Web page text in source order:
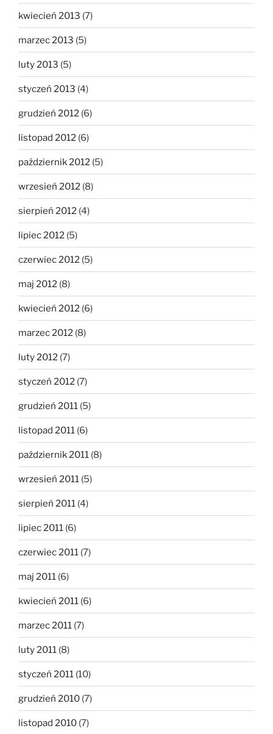
kwiecień 2013 (7)
marzec 2013 (5)
luty 2013 (5)
styczeń 2013 (4)
grudzień 2012 (6)
listopad 2012 (6)
październik 2012 (5)
wrzesień 2012 (8)
sierpień 2012 (4)
lipiec 2012 (5)
czerwiec 2012 (5)
maj 2012 (8)
kwiecień 2012 (6)
marzec 2012 (8)
luty 2012 (7)
styczeń 2012 (7)
grudzień 2011 (5)
listopad 2011 (6)
październik 2011 (8)
wrzesień 2011 (5)
sierpień 2011 (4)
lipiec 2011 (6)
czerwiec 2011 (7)
maj 2011 (6)
kwiecień 2011 (6)
marzec 2011 (7)
luty 2011 (8)
styczeń 2011 (10)
grudzień 2010 (7)
listopad 2010 (7)